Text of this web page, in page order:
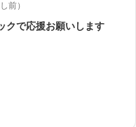
前）
クで応援お願いします